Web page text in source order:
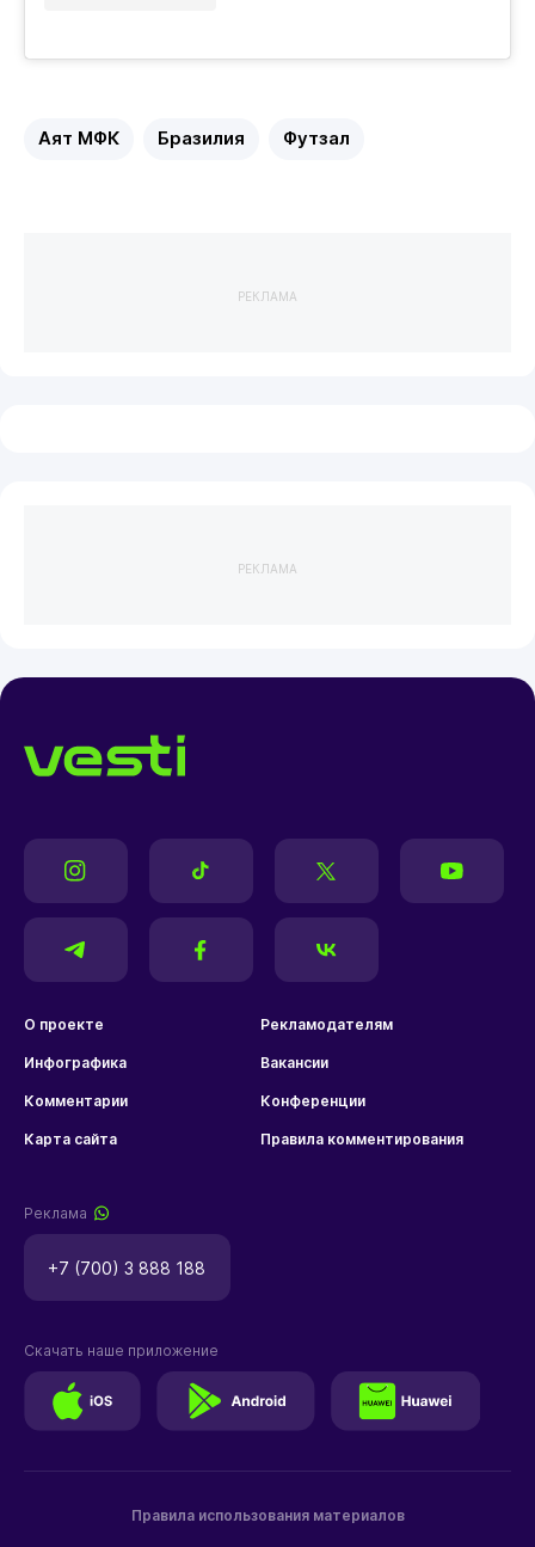
Аят МФК Бразилия Футзал
РЕКЛАМА
РЕКЛАМА
О проекте Рекламодателям
Инфографика Вакансии
Комментарии Конференции
Карта сайта Правила комментирования
Реклама
+7 (700) 3 888 188
Правила использования материалов
Скачать наше приложение